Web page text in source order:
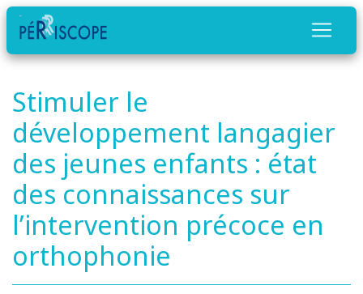
Stimuler le
développement langagier
des jeunes enfants : état
des connaissances sur
l’intervention précoce en
orthophonie